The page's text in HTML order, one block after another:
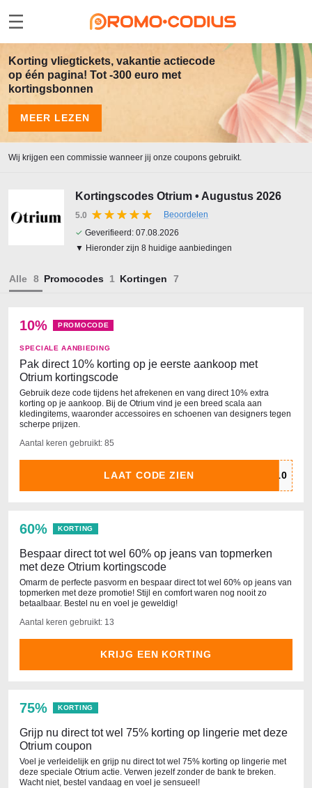
Korting vliegtickets, vakantie actiecode
op één pagina! Tot -300 euro met
kortingsbonnen
MEER LEZEN
Wij krijgen een commissie wanneer jij onze coupons gebruikt.
Kortingscodes Otrium • Augustus 2026
5.0
Beoordelen
✓ Geverifieerd: 07.08.2026
▼ Hieronder zijn 8 huidige aanbiedingen
Alle Promocodes Kortingen
10% PROMOCODE
SPECIALE AANBIEDING
Pak direct 10% korting op je eerste aankoop met
Otrium kortingscode
Gebruik deze code tijdens het afrekenen en vang direct 10% extra
korting op je aankoop. Bij de Otrium vind je een breed scala aan
kledingitems, waaronder accessoires en schoenen van designers tegen
scherpe prijzen.
Aantal keren gebruikt: 85
LAAT CODE ZIEN
60% KORTING
Bespaar direct tot wel 60% op jeans van topmerken
met deze Otrium kortingscode
Omarm de perfecte pasvorm en bespaar direct tot wel 60% op jeans van
topmerken met deze promotie! Stijl en comfort waren nog nooit zo
betaalbaar. Bestel nu en voel je geweldig!
Aantal keren gebruikt: 13
KRIJG EEN KORTING
75% KORTING
Grijp nu direct tot wel 75% korting op lingerie met deze
Otrium coupon
Voel je verleidelijk en grijp nu direct tot wel 75% korting op lingerie met
deze speciale Otrium actie. Verwen jezelf zonder de bank te breken.
Wacht niet, bestel vandaag en voel je sensueel!